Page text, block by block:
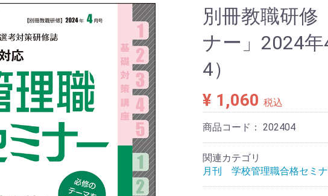
別冊教職研修
ナー」2024
4）
¥ 1,060 税込
商品コード： 202404
関連カテゴリ
月刊 学校管理職合格セミ